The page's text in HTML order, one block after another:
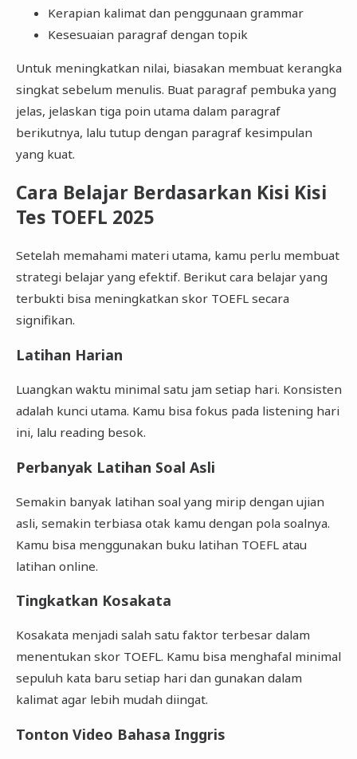
Kerapian kalimat dan penggunaan grammar
Kesesuaian paragraf dengan topik
Untuk meningkatkan nilai, biasakan membuat kerangka
singkat sebelum menulis. Buat paragraf pembuka yang
jelas, jelaskan tiga poin utama dalam paragraf
berikutnya, lalu tutup dengan paragraf kesimpulan
yang kuat.
Cara Belajar Berdasarkan Kisi Kisi
Tes TOEFL 2025
Setelah memahami materi utama, kamu perlu membuat
strategi belajar yang efektif. Berikut cara belajar yang
terbukti bisa meningkatkan skor TOEFL secara
signifikan.
Latihan Harian
Luangkan waktu minimal satu jam setiap hari. Konsisten
adalah kunci utama. Kamu bisa fokus pada listening hari
ini, lalu reading besok.
Perbanyak Latihan Soal Asli
Semakin banyak latihan soal yang mirip dengan ujian
asli, semakin terbiasa otak kamu dengan pola soalnya.
Kamu bisa menggunakan buku latihan TOEFL atau
latihan online.
Tingkatkan Kosakata
Kosakata menjadi salah satu faktor terbesar dalam
menentukan skor TOEFL. Kamu bisa menghafal minimal
sepuluh kata baru setiap hari dan gunakan dalam
kalimat agar lebih mudah diingat.
Tonton Video Bahasa Inggris